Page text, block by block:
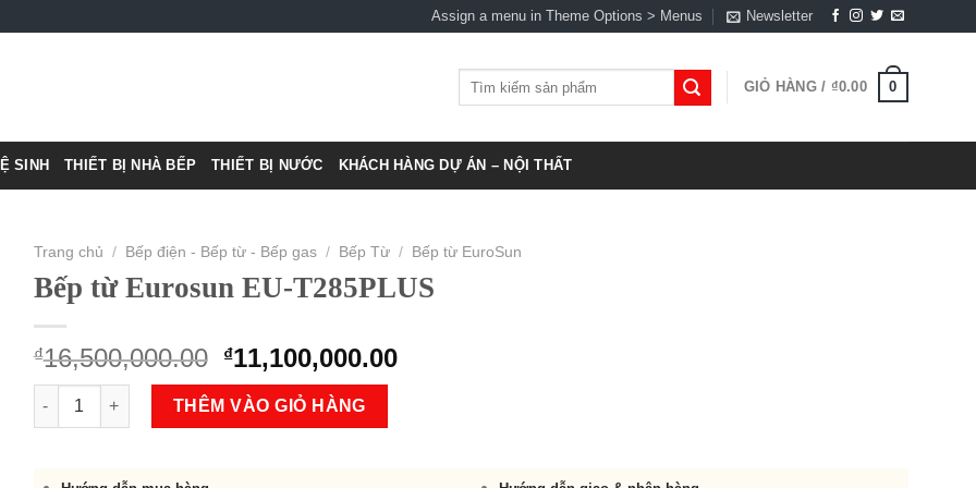
Assign a menu in Theme Options > Menus Newsletter
GIỎ HÀNG / ₫0.00 0
SINH THIẾT BỊ NHÀ BẾP THIẾT BỊ NƯỚC KHÁCH HÀNG DỰ ÁN – NỘI THẤT
Trang chủ / Bếp điện - Bếp từ - Bếp gas / Bếp Từ / Bếp từ EuroSun
Bếp từ Eurosun EU-T285PLUS
₫16,500,000.00 Original
price
was:
₫16,500,000.00.
₫11,100,000.00Current
Bếp từ Eurosun EU-T285PLUS số lượng
THÊM VÀO GIỎ HÀNG